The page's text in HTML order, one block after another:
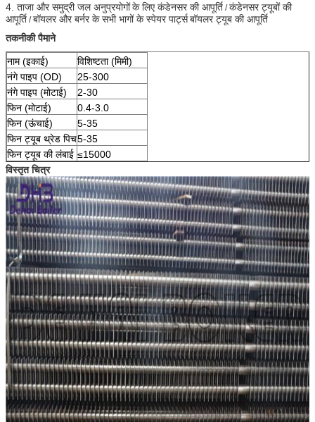
4. ताजा और समुद्री जल अनुप्रयोगोंके लिए कंडेनसर की आपूर्ति /कंडेनसर ट्यूबों की
आपूर्ति /बॉयलर और बर्नर के सभी भागों के स्पेयर पार्ट्सबॉयलर ट्यूब की आपूर्ति
तकनीकी पैमाने
नाम (इकाई)
विशिष्टता (मिमी)
नंगे पाइप (OD)
25-300
नंगे पाइप (मोटाई)
2-30
फिन (मोटाई)
0.4-3.0
फिन (ऊंचाई)
5-35
फिन ट्यूब थ्रेड पिच5-35
फिन ट्यूब की लंबाई ≤15000
विस्तृत चित्र